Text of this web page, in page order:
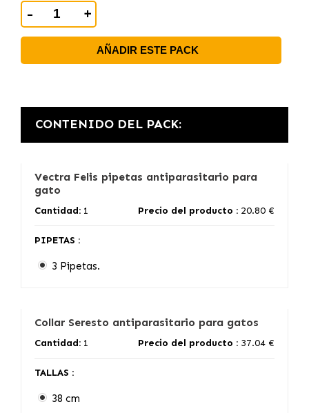
- +
AÑADIR ESTE PACK
CONTENIDO DEL PACK:
Vectra Felis pipetas antiparasitario para
gato
Cantidad: 1 Precio del producto :20.80 €
PIPETAS :
3 Pipetas.
Collar Seresto antiparasitario para gatos
Cantidad: 1 Precio del producto :37.04 €
TALLAS :
38 cm